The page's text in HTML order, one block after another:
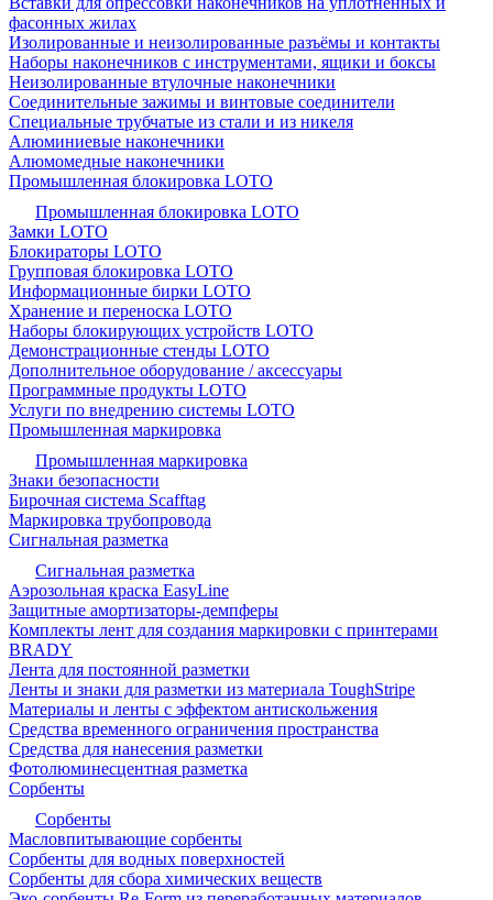
фасонных жилах
Изолированные и неизолированные разъёмы и контакты
Наборы наконечников с инструментами, ящики и боксы
Неизолированные втулочные наконечники
Соединительные зажимы и винтовые соединители
Специальные трубчатые из стали и из никеля
Алюминиевые наконечники
Алюмомедные наконечники
Промышленная блокировка LOTO
Промышленная блокировка LOTO
Замки LOTO
Блокираторы LOTO
Групповая блокировка LOTO
Информационные бирки LOTO
Хранение и переноска LOTO
Наборы блокирующих устройств LOTO
Демонстрационные стенды LOTO
Дополнительное оборудование / аксессуары
Программные продукты LOTO
Услуги по внедрению системы LOTO
Промышленная маркировка
Промышленная маркировка
Знаки безопасности
Бирочная система Scafftag
Маркировка трубопровода
Сигнальная разметка
Сигнальная разметка
Аэрозольная краска EasyLine
Защитные амортизаторы-демпферы
Комплекты лент для создания маркировки с принтерами
BRADY
Лента для постоянной разметки
Ленты и знаки для разметки из материала ToughStripe
Материалы и ленты с эффектом антискольжения
Средства временного ограничения пространства
Средства для нанесения разметки
Фотолюминесцентная разметка
Сорбенты
Сорбенты
Масловпитывающие сорбенты
Сорбенты для водных поверхностей
Сорбенты для сбора химических веществ